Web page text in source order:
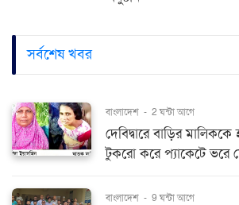
সর্বশেষ খবর
বাংলাদেশ - 2 ঘন্টা আগে
দেবিদ্বারে বাড়ির
টুকরো করে প্যাকেটে ভরে
বাংলাদেশ - 9 ঘন্টা আগে